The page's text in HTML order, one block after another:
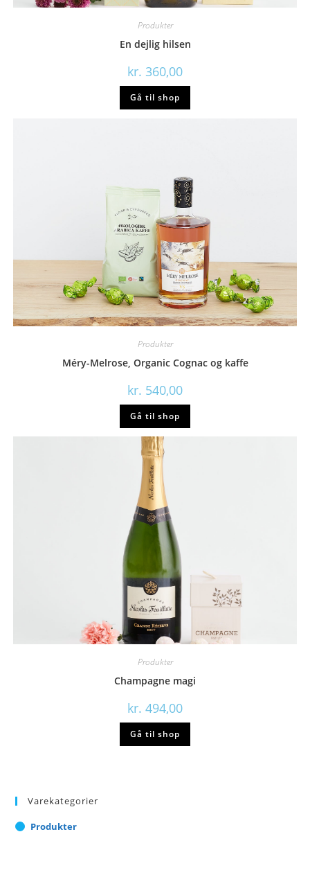
Produkter
En dejlig hilsen
kr. 360,00
Gå til shop
Produkter
Méry-Melrose, Organic Cognac og kaffe
kr. 540,00
Gå til shop
Produkter
Champagne magi
kr. 494,00
Gå til shop
Varekategorier
Produkter